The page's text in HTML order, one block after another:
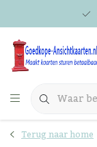
Terug naar home